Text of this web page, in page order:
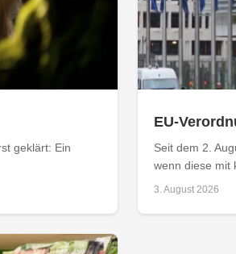
geklärt: Ein
EU-
Seit dem 2.
wenn diese mit
3. August 2026